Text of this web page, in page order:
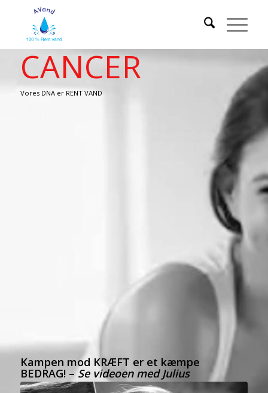
CANCER
Vores DNA er RENT VAND
Kampen mod KRÆFT er et kæmpe
BEDRAG! –Se videoen med Julius